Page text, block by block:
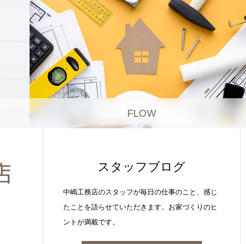
FLOW
スタッフブログ
中嶋工務店のスタッフが毎日の仕事のこと、感じ
たことを語らせていただきます。お家づくりのヒ
ントが満載です。